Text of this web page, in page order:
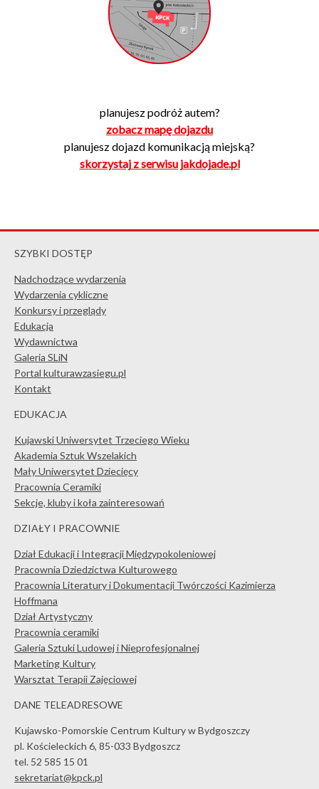
planujesz podróż autem?
zobacz mapę dojazdu
planujesz dojazd komunikacją miejską?
skorzystaj z serwisu jakdojade.pl
SZYBKI DOSTĘP
Nadchodzące wydarzenia
Wydarzenia cykliczne
Konkursy i przeglądy
Edukacja
Wydawnictwa
Galeria SLiN
Portal kulturawzasiegu.pl
Kontakt
EDUKACJA
Kujawski Uniwersytet Trzeciego Wieku
Akademia Sztuk Wszelakich
Mały Uniwersytet Dziecięcy
Pracownia Ceramiki
Sekcje, kluby i koła zainteresowań
DZIAŁY I PRACOWNIE
Dział Edukacji i Integracji Międzypokoleniowej
Pracownia Dziedzictwa Kulturowego
Pracownia Literatury i Dokumentacji Twórczości Kazimierza
Hoffmana
Dział Artystyczny
Pracownia ceramiki
Galeria Sztuki Ludowej i Nieprofesjonalnej
Marketing Kultury
Warsztat Terapii Zajęciowej
DANE TELEADRESOWE
Kujawsko-Pomorskie Centrum Kultury w Bydgoszczy
pl. Kościeleckich 6, 85-033 Bydgoszcz
tel. 52 585 15 01
sekretariat@kpck.pl